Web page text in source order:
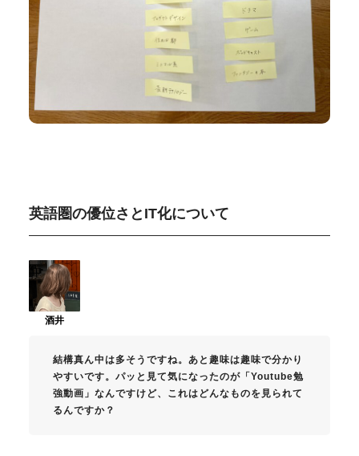
英語圏の優位さとIT化について
結構真ん中は多そうですね。あと趣味は趣味で分かり
やすいです。パッと見て気になったのが「Youtube勉
強動画」なんですけど、これはどんなものを見られて
るんですか？